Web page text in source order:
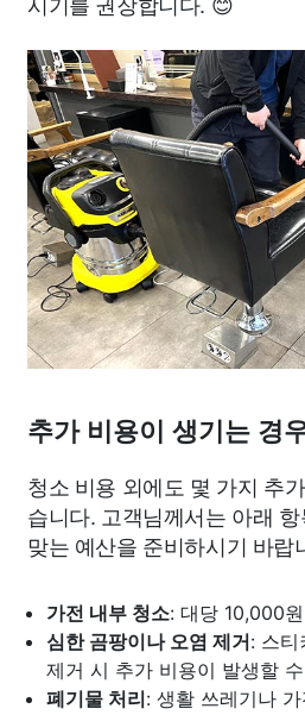
추가 비용이 생기는 경
청소 비용 외에도 몇 가지 추
습니다. 고객님께서는 아래
맞는 예산을 준비하시기 바랍
가전 내부 청소: 대당 10,000
심한 곰팡이나 오염 제거: 스티
제거 시 추가 비용이 발생할
폐기물 처리: 생활 쓰레기나